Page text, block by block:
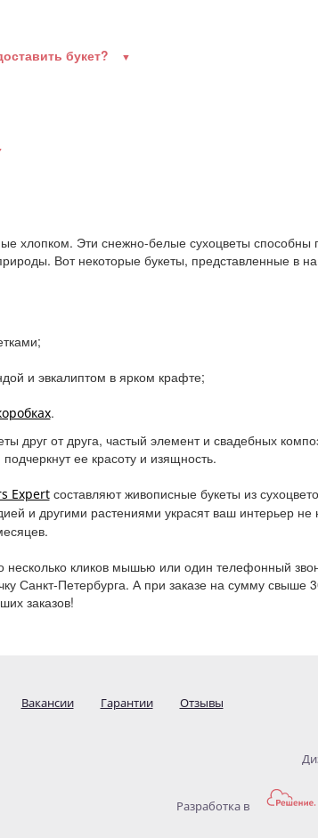
букет?
хлопком. Эти снежно-белые сухоцветы способны
Вот некоторые букеты, представленные в
и эвкалиптом в ярком крафте;
.
друг от друга, частый элемент и свадебных
ее красоту и изящность.
Expertсоставляют живописные букеты из
и другими растениями украсят ваш интерьер
несколько кликов мышью или один телефонный
Санкт-Петербурга. А при заказе на сумму свыше
заказов!
Вакансии Гарантии Отзывы
Разработка в